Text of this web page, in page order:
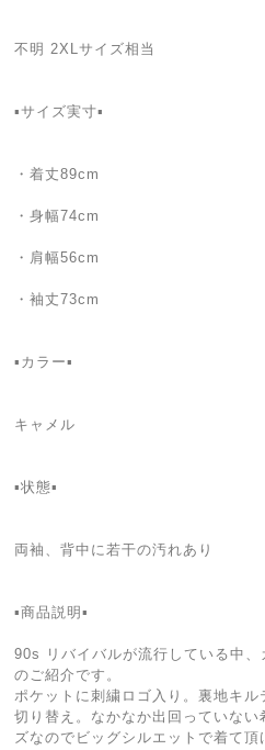
不明 2XLサイズ相当
▪️サイズ実寸▪️
・着丈89cm
・身幅74cm
・肩幅56cm
・袖丈73cm
▪️カラー▪️
キャメル
▪️状態▪️
両袖、背中に若干の汚れあり
▪️商品説明▪️
90s リバイバルが流行している中、
のご紹介です。
ポケットに刺繍ロゴ入り。裏地キ
切り替え。なかなか出回っていな
ズなのでビッグシルエットで着て頂